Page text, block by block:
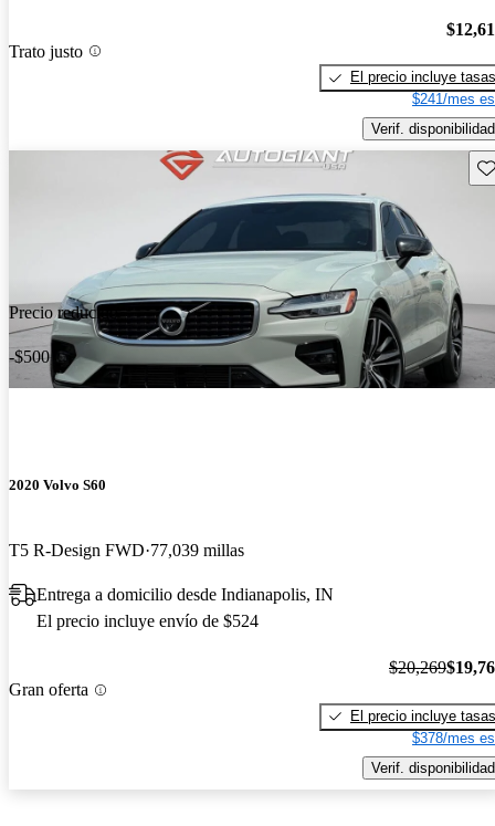
Trato justo
El precio incluye tasas
$241/mes
Verif. disponibilidad
Precio reducido
-$500
2020 Volvo S60
T5 R-Design FWD 77,039 millas
Entrega a domicilio desde Indianapolis, IN
El precio incluye envío de $524
Gran oferta
$20,269
El precio incluye tasas
$378/mes
Verif. disponibilidad